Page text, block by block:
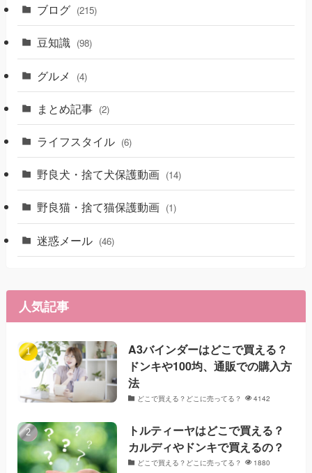
ブログ (215)
豆知識 (98)
グルメ (4)
まとめ記事 (2)
ライフスタイル (6)
野良犬・捨て犬保護動画 (14)
野良猫・捨て猫保護動画 (1)
迷惑メール (46)
人気記事
A3バインダーはどこで買える？
ドンキや100均、通販での購入方
法
どこで買える？どこに売ってる？ 4142
トルティーヤはどこで買える？
カルディやドンキで買えるの？
どこで買える？どこに売ってる？ 1880